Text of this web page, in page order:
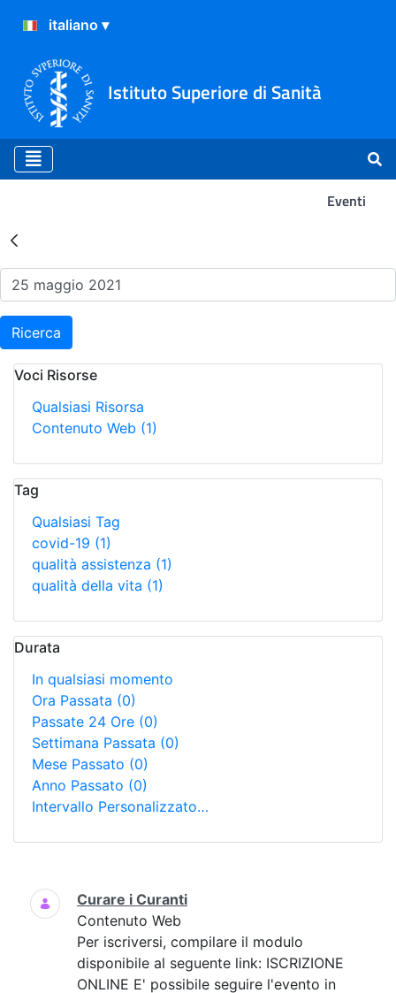
Istituto Superiore di Sanità
Eventi
Risultati della Ricerca -
Ricerca
Voci Risorse
Qualsiasi Risorsa
Contenuto Web (1)
Tag
Qualsiasi Tag
covid-19 (1)
qualità assistenza (1)
qualità della vita (1)
Durata
In qualsiasi momento
Ora Passata (0)
Passate 24 Ore (0)
Settimana Passata (0)
Mese Passato (0)
Anno Passato (0)
Intervallo Personalizzato…
Ricerca
Curare i Curanti
Contenuto Web
Per iscriversi, compilare il modulo
disponibile al seguente link: ISCRIZIONE
ONLINE E' possibile seguire l'evento in